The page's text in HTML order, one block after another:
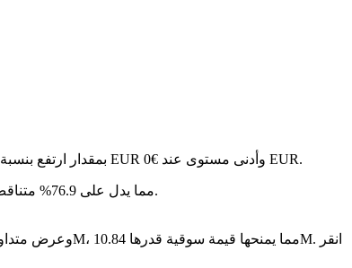
على مدار الأيام السبعة الماضية، تغير سعر OG Fan Token بمقدار ارتفع بنسبة 4.35%. في آخر 24 ساعة، تقلب السعر بنسبة 1.46%، حيث وصل إلى أعلى مستوى عند €0 EUR وأدنى مستوى عند €0 EUR.
سنة بعد سنة، OG Fan Token قد تراجع بمقدار €-- EUR، مما يدل على 76.9% متناقص في القيمة.